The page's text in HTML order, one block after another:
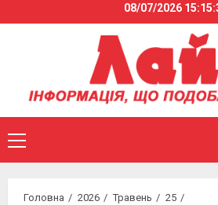
to
08/07/2026
Primary
Menu
Головна 2026 Травень
25